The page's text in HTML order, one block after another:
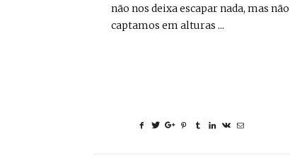
não nos deixa escapar nada, mas
captamos em alturas ...